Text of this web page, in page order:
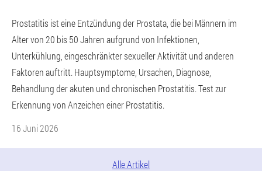
Prostatitis ist eine Entzündung der Prostata, die bei Männern im
Alter von 20 bis 50 Jahren aufgrund von Infektionen,
Unterkühlung, eingeschränkter sexueller Aktivität und anderen
Faktoren auftritt. Hauptsymptome, Ursachen, Diagnose,
Behandlung der akuten und chronischen Prostatitis. Test zur
Erkennung von Anzeichen einer Prostatitis.
16 Juni 2026
Alle Artikel